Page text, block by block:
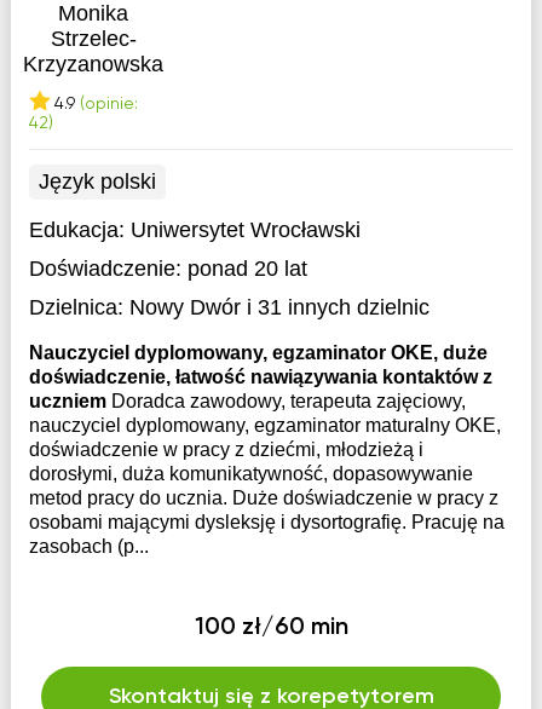
Monika
Strzelec-
Krzyzanowska
4.9 (opinie:
42)
Język polski
Edukacja: Uniwersytet Wrocławski
Doświadczenie: ponad 20 lat
Dzielnica: Nowy Dwóri 31 innych dzielnic
Nauczyciel dyplomowany, egzaminator OKE, duże
doświadczenie, łatwość nawiązywania kontaktów z
uczniem Doradca zawodowy, terapeuta zajęciowy,
nauczyciel dyplomowany, egzaminator maturalny OKE,
doświadczenie w pracy z dziećmi, młodzieżą i
dorosłymi, duża komunikatywność, dopasowywanie
metod pracy do ucznia. Duże doświadczenie w pracy z
osobami mającymi dysleksję i dysortografię. Pracuję na
zasobach (p...
100 zł/60 min
Skontaktuj się z korepetytorem